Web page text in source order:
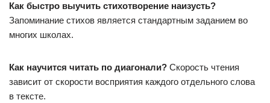
Как быстро выучить стихотворение наизусть?
Запоминание стихов является стандартным заданием во
многих школах.
Как научится читать по диагонали? Скорость чтения
зависит от скорости восприятия каждого отдельного слова
в тексте.